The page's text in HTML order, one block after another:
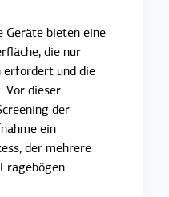
Geräte bieten eine
die nur
erfordert und die
Vor dieser
der
ein
der mehrere